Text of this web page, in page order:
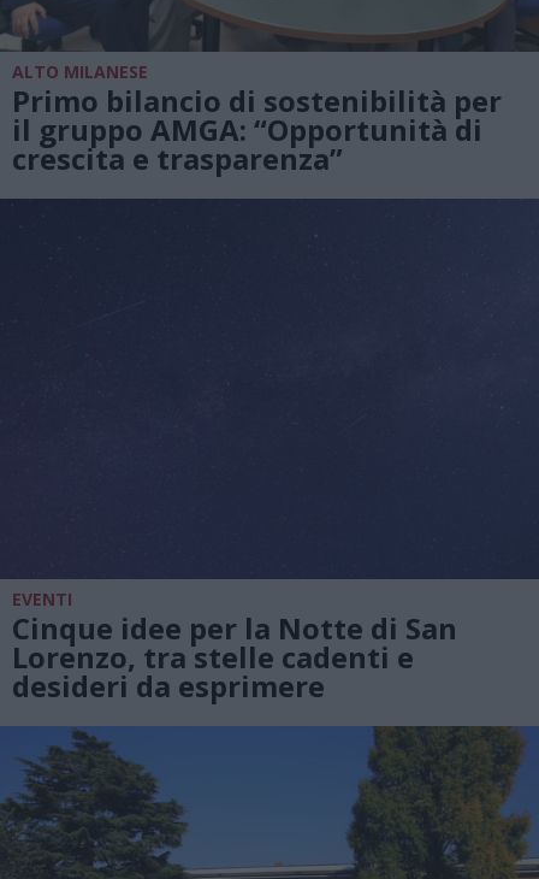
ALTO MILANESE
Primo bilancio di sostenibilità per
il gruppo AMGA: “Opportunità di
crescita e trasparenza”
EVENTI
Cinque idee per la Notte di San
Lorenzo, tra stelle cadenti e
desideri da esprimere